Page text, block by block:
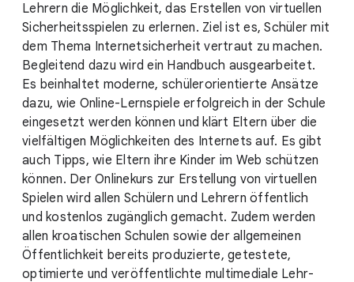
Lehrern die Möglichkeit, das Erstellen von virtuellen
Sicherheitsspielen zu erlernen. Ziel ist es, Schüler mit
dem Thema Internetsicherheit vertraut zu machen.
Begleitend dazu wird ein Handbuch ausgearbeitet.
Es beinhaltet moderne, schülerorientierte Ansätze
dazu, wie Online-Lernspiele erfolgreich in der Schule
eingesetzt werden können und klärt Eltern über die
vielfältigen Möglichkeiten des Internets auf. Es gibt
auch Tipps, wie Eltern ihre Kinder im Web schützen
können. Der Onlinekurs zur Erstellung von virtuellen
Spielen wird allen Schülern und Lehrern öffentlich
und kostenlos zugänglich gemacht. Zudem werden
allen kroatischen Schulen sowie der allgemeinen
Öffentlichkeit bereits produzierte, getestete,
optimierte und veröffentlichte multimediale Lehr-